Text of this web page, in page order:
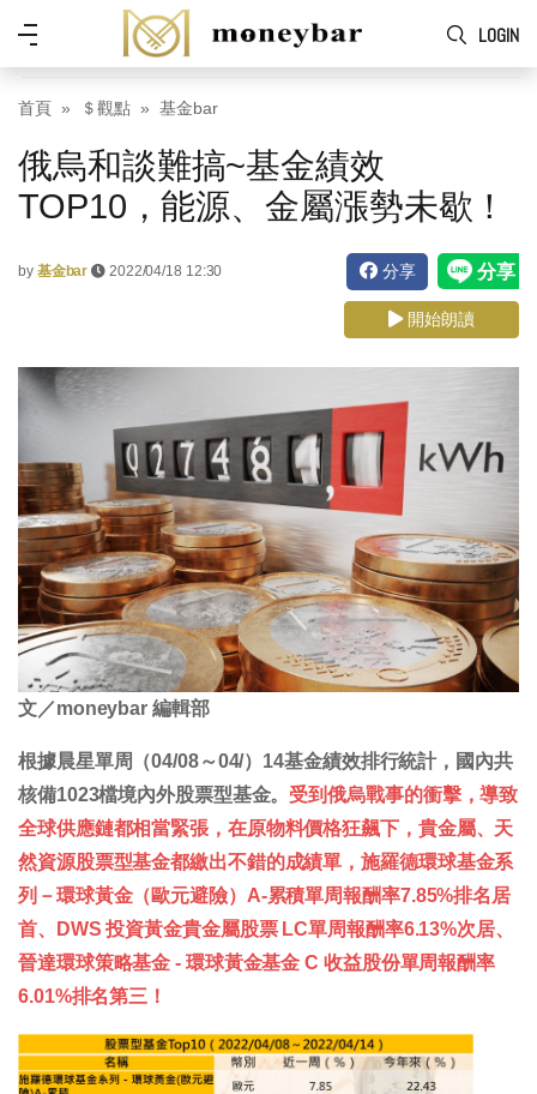
Skip to main content
LOGIN
功
能
表
首頁 ＄觀點 基金bar
俄烏和談難搞~基金績效
TOP10，能源、金屬漲勢未歇！
by 基金bar 2022/04/18 12:30 分享
開始朗讀
文／moneybar 編輯部
根據晨星單周（04/08～04/）14基金績效排行統計，國內共
核備1023檔境內外股票型基金。 受到俄烏戰事的衝擊，導致
全球供應鏈都相當緊張，在原物料價格狂飆下，貴金屬、天
然資源股票型基金都繳出不錯的成績單，施羅德環球基金系
列－環球黃金（歐元避險）A-累積單周報酬率7.85%排名居
首、DWS 投資黃金貴金屬股票 LC單周報酬率6.13%次居、
晉達環球策略基金 - 環球黃金基金 C 收益股份單周報酬率
6.01%排名第三！